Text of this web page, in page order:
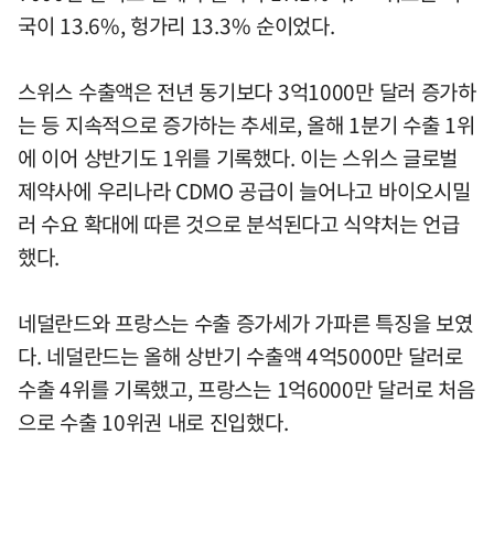
국이 13.6%, 헝가리 13.3% 순이었다.
스위스 수출액은 전년 동기보다 3억1000만 달러 증가하
는 등 지속적으로 증가하는 추세로, 올해 1분기 수출 1위
에 이어 상반기도 1위를 기록했다. 이는 스위스 글로벌
제약사에 우리나라 CDMO 공급이 늘어나고 바이오시밀
러 수요 확대에 따른 것으로 분석된다고 식약처는 언급
했다.
네덜란드와 프랑스는 수출 증가세가 가파른 특징을 보였
다. 네덜란드는 올해 상반기 수출액 4억5000만 달러로
수출 4위를 기록했고, 프랑스는 1억6000만 달러로 처음
으로 수출 10위권 내로 진입했다.